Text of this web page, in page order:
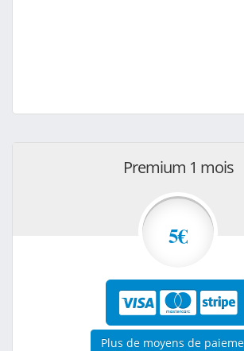
Premium 1 mois
5€
Plus de moyens de